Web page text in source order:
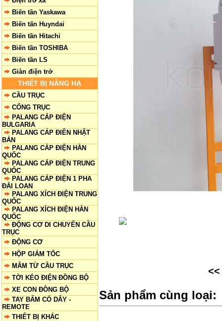
Biến tần Yaskawa
Biến tấn Huyndai
Biến tần Hitachi
Biến tần TOSHIBA
Biến tần LS
Giàn điện trở
THIẾT BỊ NÂNG HẠ
CẦU TRỤC
CỔNG TRỤC
PALANG CÁP ĐIỆN
BULGARIA
PALANG CÁP ĐIÊN NHẬT
BẢN
PALANG CÁP ĐIỆN HÀN
QUỐC
PALANG CÁP ĐIỆN TRUNG
QUỐC
PALANG CÁP ĐIỆN 1 PHA
ĐÀI LOAN
PALANG XÍCH ĐIỆN TRUNG
QUỐC
PALANG XÍCH ĐIỆN HÀN
QUỐC
ĐỘNG CƠ DI CHUYỂN CẦU
TRỤC
ĐỘNG CƠ
HỘP GIẢM TỐC
MÂM TỪ CẦU TRỤC
TỜI KÉO ĐIỆN ĐỒNG BỘ
XE CON ĐỒNG BỘ
TAY BẤM CÓ DÂY -
REMOTE
THIẾT BỊ KHÁC
Sản phẩm cùng loại: